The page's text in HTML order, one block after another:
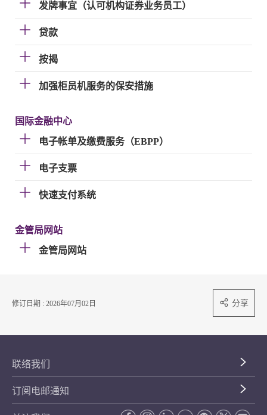
发牌事宜（认可机构证券业务员工）
贷款
按揭
加强柜员机服务的保安措施
国际金融中心
电子帐单及缴费服务（EBPP）
电子支票
快速支付系统
金管局网站
金管局网站
修订日期 : 2026年07月02日 分享
联络我们
订阅电邮通知